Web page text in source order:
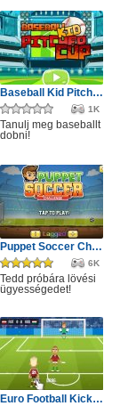
Baseball Kid Pitcher Cup
1K
Tanulj meg baseballt
dobni!
Puppet Soccer Challenge
6K
Tedd próbára lövési
ügyességedet!
Euro Football Kick 2016